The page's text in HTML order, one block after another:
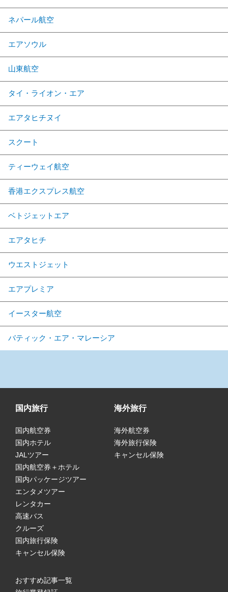
ネパール航空
エアソウル
山東航空
タイ・ライオン・エア
エアタヒチヌイ
スクート
ティーウェイ航空
香港エクスプレス航空
ベトジェットエア
エアタヒチ
ウエストジェット
エアプレミア
イースター航空
バティック・エア・マレーシア
国内旅行
国内航空券
国内ホテル
JALツアー
国内航空券＋ホテル
国内パッケージツアー
エンタメツアー
レンタカー
高速バス
クルーズ
国内旅行保険
キャンセル保険
海外旅行
海外航空券
海外旅行保険
キャンセル保険
おすすめ記事一覧